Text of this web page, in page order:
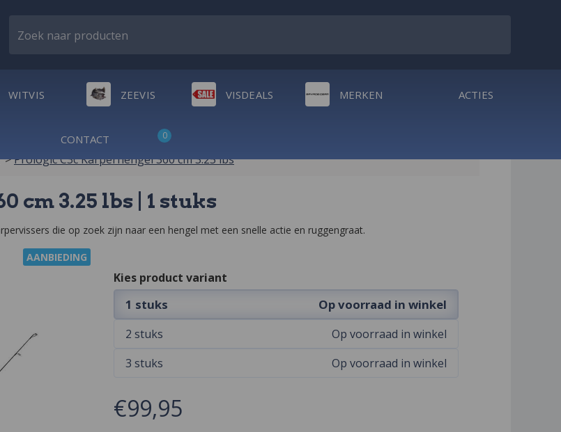
Zoek naar producten
WITVIS ZEEVIS VISDEALS MERKEN ACTIES
CONTACT 0
>Prologic C3c Karperhengel 360 cm 3.25 lbs
cm 3.25 lbs | 1 stuks
die op zoek zijn naar een hengel met een snelle actie en ruggengraat.
AANBIEDING
Kies product variant
1 stuks Op voorraad in winkel
2 stuks
Op voorraad in winkel
3 stuks
Op voorraad in winkel
€99,95